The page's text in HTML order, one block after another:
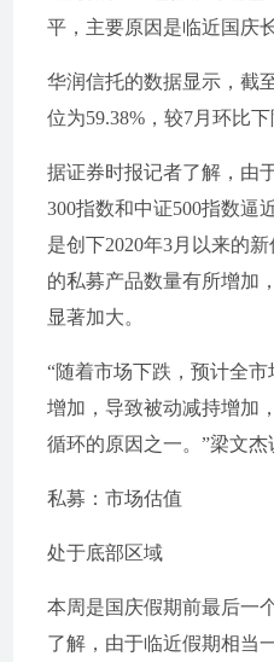
平，主要原因是临近国庆长
华润信托的数据显示，截
位为59.38%，较7月环比下
据证券时报记者了解，由
300指数和中证500指数逼
是创下2020年3月以来的
的私募产品数量有所增加
显著加大。
“随着市场下跌，预计全
增加，导致被动减持增加
循环的原因之一。”梁文杰
私募：市场估值
处于底部区域
本周是国庆假期前最后一
了解，由于临近假期相当